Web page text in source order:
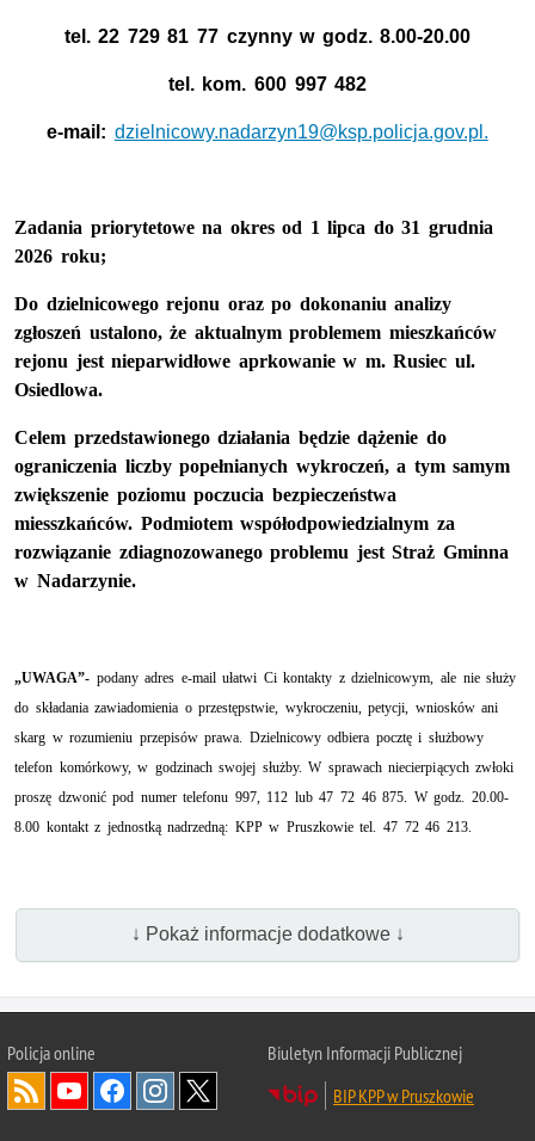
tel. 22 729 81 77 czynny w godz. 8.00-20.00
tel. kom. 600 997 482
e-mail: dzielnicowy.nadarzyn19@ksp.policja.gov.pl.
Zadania priorytetowe na okres od 1 lipca do 31 grudnia
2026 roku;
Do dzielnicowego rejonu oraz po dokonaniu analizy
zgłoszeń ustalono, że aktualnym problemem mieszkańców
rejonu jest nieparwidłowe aprkowanie w m. Rusiec ul.
Osiedlowa.
Celem przedstawionego działania będzie dążenie do
ograniczenia liczby popełnianych wykroczeń, a tym samym
zwiększenie poziomu poczucia bezpieczeństwa
miesszkańców. Podmiotem współodpowiedzialnym za
rozwiązanie zdiagnozowanego problemu jest Straż Gminna
w Nadarzynie.
„UWAGA”- podany adres e-mail ułatwi Ci kontakty z dzielnicowym, ale nie służy
do składania zawiadomienia o przestępstwie, wykroczeniu, petycji, wniosków ani
skarg w rozumieniu przepisów prawa. Dzielnicowy odbiera pocztęi służbowy
telefon komórkowy, w godzinach swojej służby. W sprawach niecierpiących zwłoki
proszę dzwonićpod numer telefonu 997, 112 lub47 72 46 875. W godz. 20.00-
8.00 kontakt z jednostką nadrzedną: KPP w Pruszkowie tel. 47 72 46 213.
↓ Pokaż informacje dodatkowe ↓
Policja online
Biuletyn Informacji Publicznej
BIP KPP w Pruszkowie